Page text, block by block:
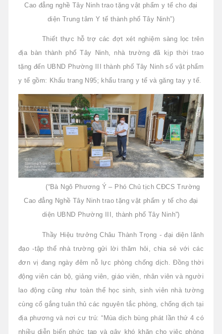
Cao đẳng nghề Tây Ninh trao tặng vật phẩm y tế cho đại
diện Trung tâm Y tế thành phố Tây Ninh”)
Thiết thực hỗ trợ các đợt xét nghiệm sàng lọc trên
địa bàn thành phố Tây Ninh, nhà trường đã kịp thời trao
tặng đến UBND Phường III thành phố Tây Ninh số vật phẩm
y tế gồm: Khẩu trang N95; khẩu trang y tế và găng tay y tế.
(“Bà Ngô Phương Ý – Phó Chủ tịch CĐCS Trường
Cao đẳng Nghề Tây Ninh trao tặng vật phẩm y tế cho đại
diện UBND Phường III, thành phố Tây Ninh”)
Thầy Hiệu trưởng Châu Thành Trọng - đại diện lãnh
đạo -tập thể nhà trường gửi lời thăm hỏi, chia sẻ với các
đơn vị đang ngày đêm nỗ lực phòng chống dịch. Đồng thời
động viên cán bộ, giảng viên, giáo viên, nhân viên và người
lao động cũng như toàn thể học sinh, sinh viên nhà tường
cùng cố gắng tuân thủ các nguyên tắc phòng, chống dịch tại
địa phương và nơi cư trú: “Mùa dịch bùng phát lần thứ 4 có
nhiều diễn biến phức tạp và gây khó khăn cho việc phòng